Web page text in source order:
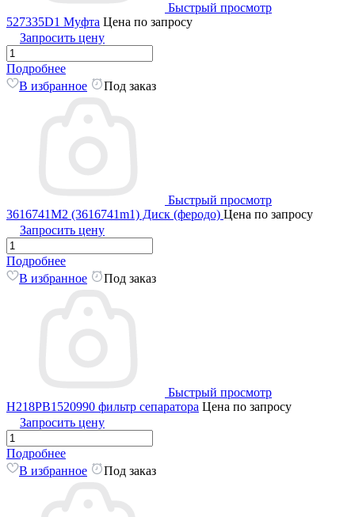
Быстрый просмотр
527335D1 Муфта Цена по запросу
Запросить цену
Подробнее
В избранное
Под заказ
Быстрый просмотр
3616741M2 (3616741m1) Диск (феродо) Цена по запросу
Запросить цену
Подробнее
В избранное
Под заказ
Быстрый просмотр
H218PB1520990 фильтр сепаратора Цена по запросу
Запросить цену
Подробнее
В избранное
Под заказ